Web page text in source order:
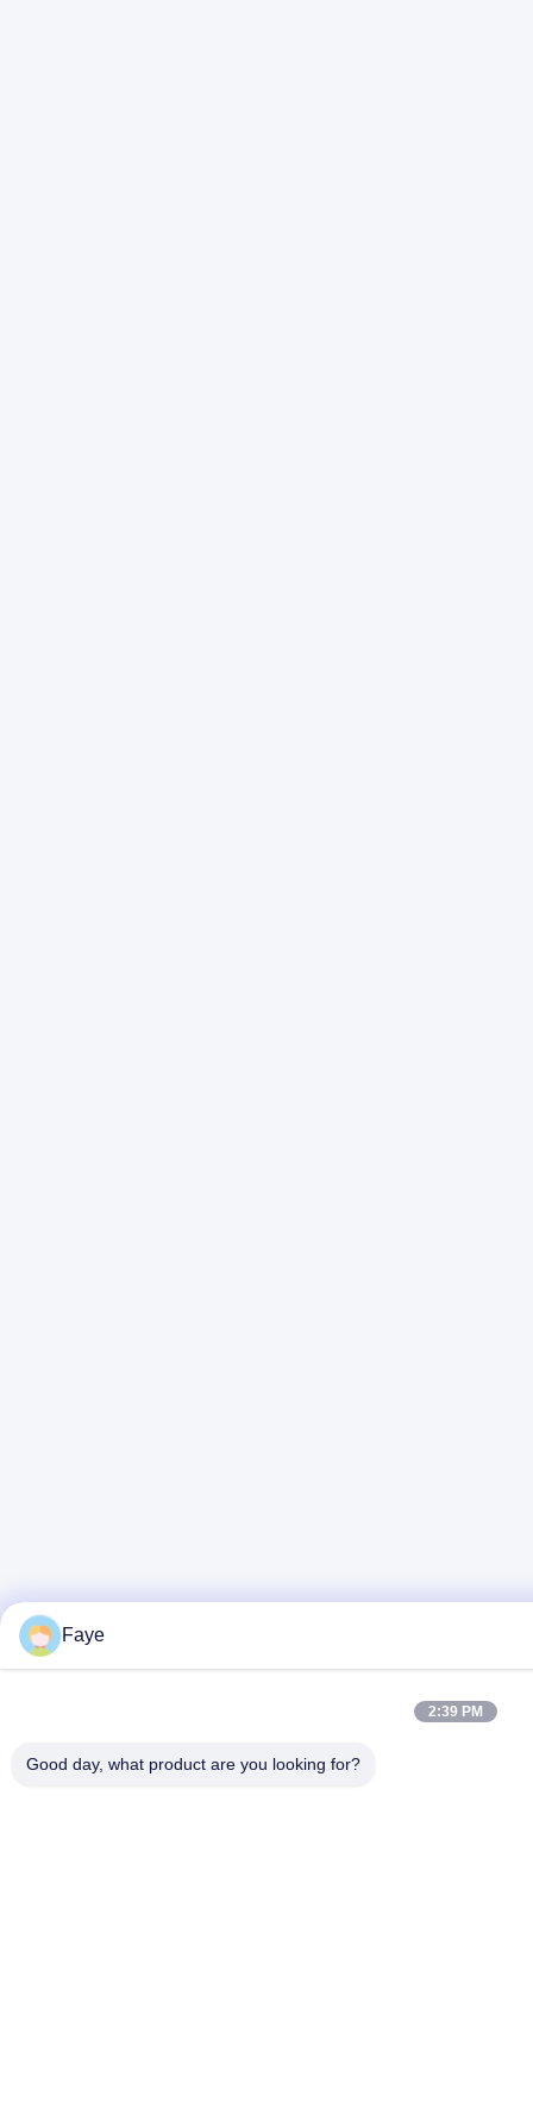
Faye
2:39 PM
Good day, what product are you looking for?